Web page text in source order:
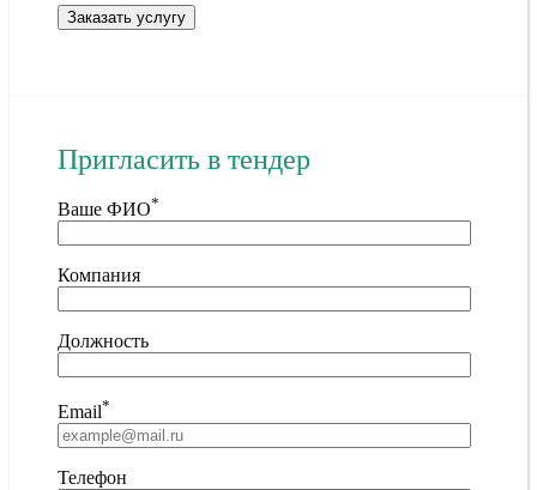
Пригласить в тендер
Ваше ФИО*
Компания
Должность
Email*
Телефон